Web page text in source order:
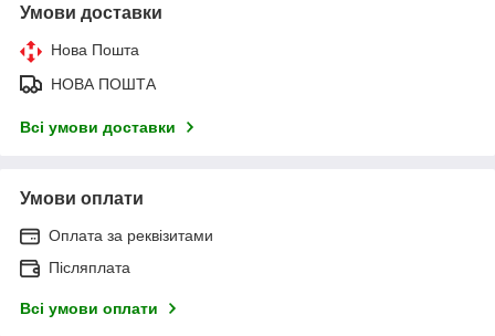
Умови доставки
Нова Пошта
НОВА ПОШТА
Всі умови доставки
Умови оплати
Оплата за реквізитами
Післяплата
Всі умови оплати